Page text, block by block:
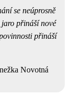
se neúprosně
přináší nové
přináší
Novotná